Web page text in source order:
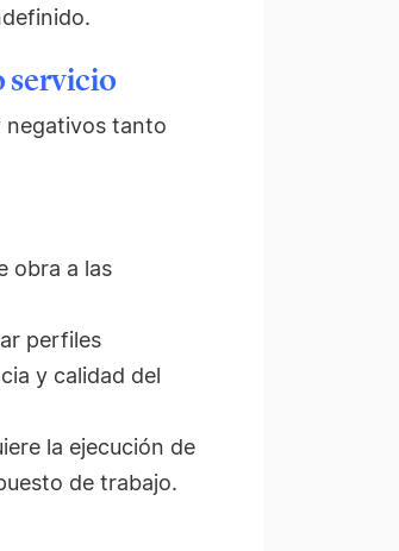
servicio
negativos tanto
obra a las
perfiles
y calidad del
la ejecución de
de trabajo.